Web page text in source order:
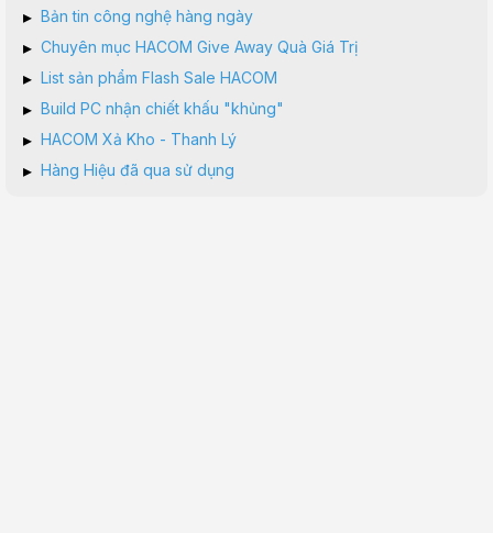
▸ Bản tin công nghệ hàng ngày
▸ Chuyên mục HACOM Give Away Quà Giá Trị
▸ List sản phẩm Flash Sale HACOM
▸ Build PC nhận chiết khấu "khủng"
▸ HACOM Xả Kho - Thanh Lý
▸ Hàng Hiệu đã qua sử dụng